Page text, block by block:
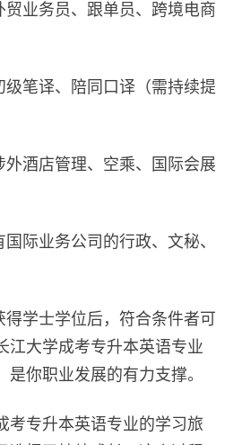
业务员、跟单员、跨境电商
笔译、陪同口译（需持续提
酒店管理、空乘、国际会展
业务公司的行政、文秘、
学士学位后，符合条件者可
江大学成考专升本英语专业
是你职业发展的有力支撑。
专升本英语专业的学习旅